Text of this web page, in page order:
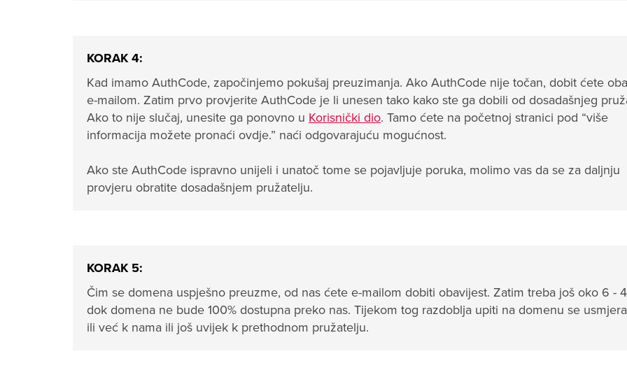
KORAK 4:
Kad imamo AuthCode, započinjemo pokušaj preuzimanja. Ako AuthCode nije točan, dobit ćete
e-mailom. Zatim prvo provjerite AuthCode je li unesen tako kako ste ga dobili od dosadašnjeg
Ako to nije slučaj, unesite ga ponovno u Korisnički dio. Tamo ćete na početnoj stranici pod “više
informacija možete pronaći ovdje.” naći odgovarajuću mogućnost.
Ako ste AuthCode ispravno unijeli i unatoč tome se pojavljuje poruka, molimo vas da se za daljnju
provjeru obratite dosadašnjem pružatelju.
KORAK 5:
Čim se domena uspješno preuzme, od nas ćete e-mailom dobiti obavijest. Zatim treba još oko 6 -
dok domena ne bude 100% dostupna preko nas. Tijekom tog razdoblja upiti na domenu se
ili već k nama ili još uvijek k prethodnom pružatelju.